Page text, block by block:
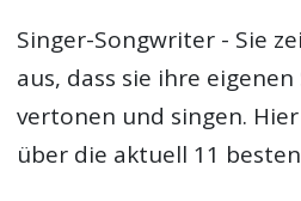
Singer-Songwriter - Sie
aus, dass sie ihre
vertonen und singen.
über die aktuell 11